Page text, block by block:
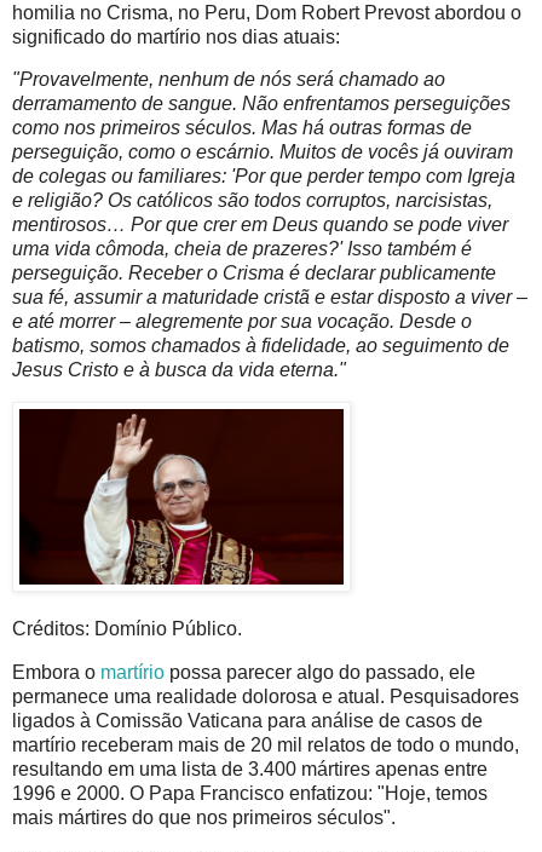
homilia no Crisma, no Peru, Dom Robert Prevost abordou o
significado do martírio nos dias atuais:
"Provavelmente, nenhum de nós será chamado ao
derramamento de sangue. Não enfrentamos perseguições
como nos primeiros séculos. Mas há outras formas de
perseguição, como o escárnio. Muitos de vocês já ouviram
de colegas ou familiares: 'Por que perder tempo com Igreja
e religião? Os católicos são todos corruptos, narcisistas,
mentirosos… Por que crer em Deus quando se pode viver
uma vida cômoda, cheia de prazeres?' Isso também é
perseguição. Receber o Crisma é declarar publicamente
sua fé, assumir a maturidade cristã e estar disposto a viver –
e até morrer – alegremente por sua vocação. Desde o
batismo, somos chamados à fidelidade, ao seguimento de
Jesus Cristo e à busca da vida eterna."
Créditos: Domínio Público.
Embora o martírio possa parecer algo do passado, ele
permanece uma realidade dolorosa e atual. Pesquisadores
ligados à Comissão Vaticana para análise de casos de
martírio receberam mais de 20 mil relatos de todo o mundo,
resultando em uma lista de 3.400 mártires apenas entre
1996 e 2000. O Papa Francisco enfatizou: "Hoje, temos
mais mártires do que nos primeiros séculos".